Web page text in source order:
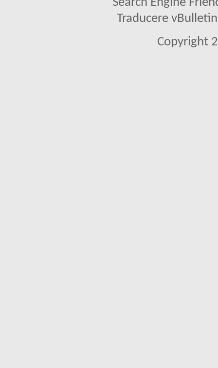
Search Engine
Traducere
Copyright